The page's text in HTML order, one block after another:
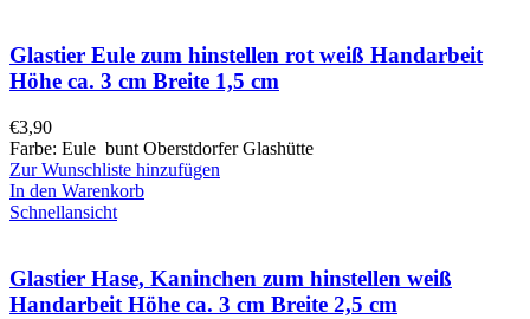
Glastier Eule zum hinstellen rot weiß Handarbeit
Höhe ca. 3 cm Breite 1,5 cm
€3,90
Farbe: Eule bunt Oberstdorfer Glashütte
Zur Wunschliste hinzufügen
In den Warenkorb
Schnellansicht
Glastier Hase, Kaninchen zum hinstellen weiß
Handarbeit Höhe ca. 3 cm Breite 2,5 cm